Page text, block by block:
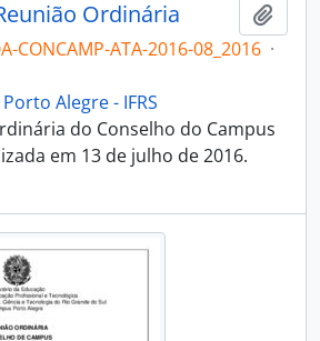
Ordinária
CONCAMP-ATA-2016-08_2016 ·
Alegre - IFRS
do Conselho do Campus
em 13 de julho de 2016.